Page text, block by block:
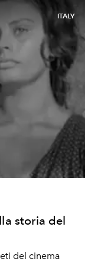
ITALY
storia del
del cinema